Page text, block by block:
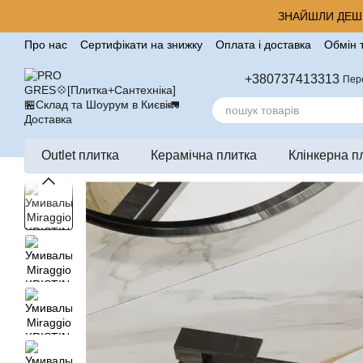
ЗНАЙШЛИ
Про нас Сертифікати на знижку Оплата і доставка
Обмін
+380737413313
Outlet плитка Керамічна плитка Клінкерна